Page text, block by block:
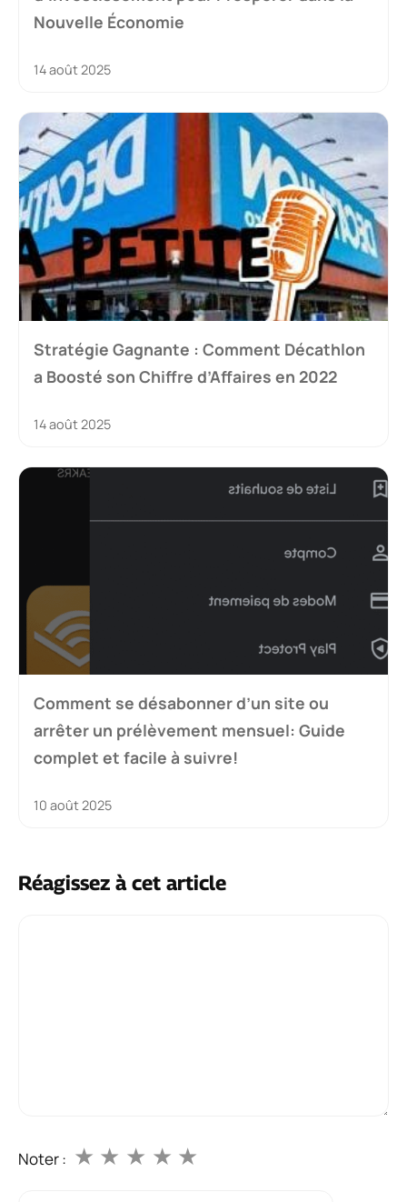
Nouvelle Économie
14 août 2025
Stratégie Gagnante : Comment Décathlon
a Boosté son Chiffre d’Affaires en 2022
14 août 2025
Comment se désabonner d’un site ou
arrêter un prélèvement mensuel: Guide
complet et facile à suivre!
10 août 2025
Réagissez à cet article
Noter : ★
★
★
★
★